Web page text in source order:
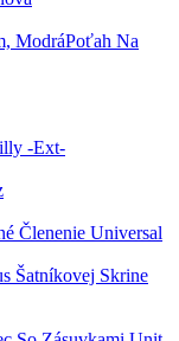
Poťah Na
-Ext-
Členenie Universal
Šatníkovej Skrine